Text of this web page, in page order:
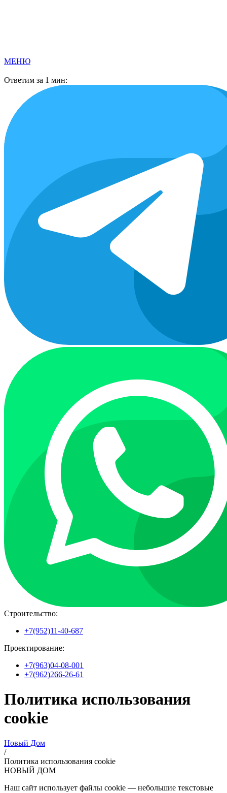
МЕНЮ
Ответим за 1 мин:
Строительство:
+7(952)11-40-687
Проектирование:
+7(963)04-08-001
+7(962)266-26-61
Политика использования
cookie
Новый Дом
/
Политика использования cookie
НОВЫЙ ДОМ
Наш сайт использует файлы cookie — небольшие текстовые